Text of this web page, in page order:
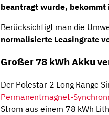
beantragt wurde,
Berücksichtigt man die
normalisierte Leasingrate
Großer 78 kWh Akku
Der Polestar 2 Long Range
Permanentmagnet-
Strom aus einem 78 kWh